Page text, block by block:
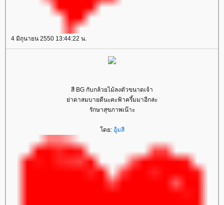
4 มิถุนายน 2550 13:44:22 น.
สี BG กับกล้วยไม้ลงตัวขนาดเจ้า
่าดาสมบายดีนะคะฟ้าครึ้มมาอีกล่ะ
รักษาสุขภาพเน๊าะ
ดย: อุ้มสี